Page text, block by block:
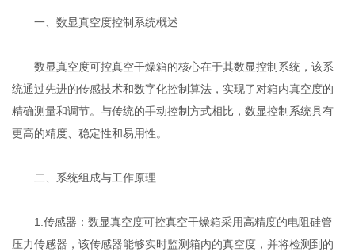
一、数显真空度控制系统概述
数显真空度可控真空干燥箱的核心在于其数显控制系统，该系
统通过先进的传感技术和数字化控制算法，实现了对箱内真空度的
精确测量和调节。与传统的手动控制方式相比，数显控制系统具有
更高的精度、稳定性和易用性。
二、系统组成与工作原理
1.传感器：数显真空度可控真空干燥箱采用高精度的电阻硅管
压力传感器，该传感器能够实时监测箱内的真空度，并将检测到的